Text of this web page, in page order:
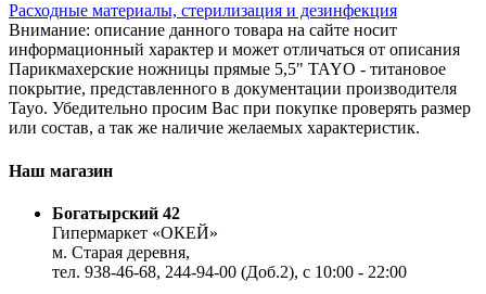
Расходные материалы, стерилизация и дезинфекция
Внимание: описание данного товара на сайте носит
информационный характер и может отличаться от описания
Парикмахерские ножницы прямые 5,5" TAYO - титановое
покрытие, представленного в документации производителя
Tayo. Убедительно просим Вас при покупке проверять размер
или состав, а так же наличие желаемых характеристик.
Наш магазин
Богатырский 42
Гипермаркет «ОКЕЙ»
м. Старая деревня,
тел. 938-46-68, 244-94-00 (Доб.2), c 10:00 - 22:00